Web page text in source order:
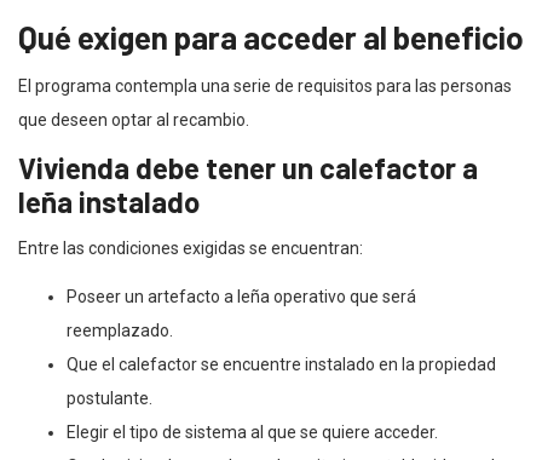
Qué exigen para acceder al beneficio
El programa contempla una serie de requisitos para las personas
que deseen optar al recambio.
Vivienda debe tener un calefactor a
leña instalado
Entre las condiciones exigidas se encuentran:
Poseer un artefacto a leña operativo que será
reemplazado.
Que el calefactor se encuentre instalado en la propiedad
postulante.
Elegir el tipo de sistema al que se quiere acceder.